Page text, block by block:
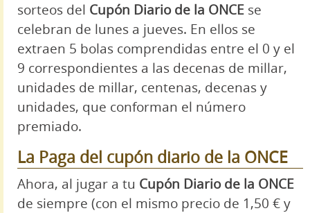
sorteos del Cupón Diario de la ONCE se
celebran de lunes a jueves. En ellos se
extraen 5 bolas comprendidas entre el 0 y el
9 correspondientes a las decenas de millar,
unidades de millar, centenas, decenas y
unidades, que conforman el número
premiado.
La Paga del cupón diario de la ONCE
Ahora, al jugar a tu Cupón Diario de la ONCE
de siempre (con el mismo precio de 1,50 € y